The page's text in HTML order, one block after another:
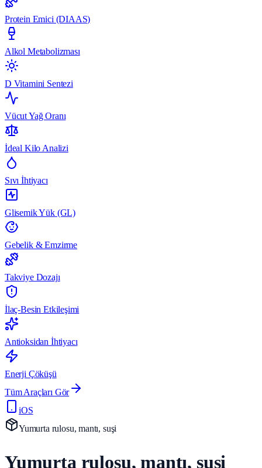
Protein Emici (DIAAS)
Alkol Metabolizması
D Vitamini Sentezi
Vücut Yağ Oranı
İdeal Kilo Analizi
Sıvı İhtiyacı
Glisemik Yük (GL)
Gebelik & Emzirme
Takviye Dozajı
İlaç-Besin Etkileşimi
Antioksidan İhtiyacı
Enerji Çöküşü
Tüm Araçları Gör
iOS
Yumurta rulosu, mantı, suşi
Yumurta rulosu, mantı, suşi